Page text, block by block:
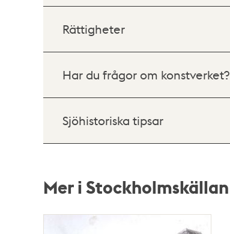
Rättigheter
Har du frågor om konstverket?
Sjöhistoriska tipsar
Mer i Stockholmskällan
Relaterade